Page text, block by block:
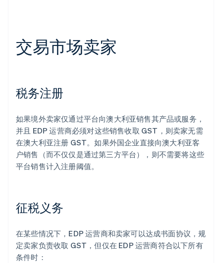
交易市场卖家
税务注册
如果境外卖家仅通过平台向澳大利亚销售其产品或服务，
并且 EDP 运营商必须对这些销售收取 GST，则卖家无需
在澳大利亚注册 GST。如果外国企业直接向澳大利亚客
户销售（而不仅仅是通过第三方平台），则不需要将这些
平台销售计入注册阈值。
征税义务
在某些情况下，EDP 运营商和卖家可以达成书面协议，规
定卖家负责收取 GST，但仅在 EDP 运营商符合以下所有
条件时：